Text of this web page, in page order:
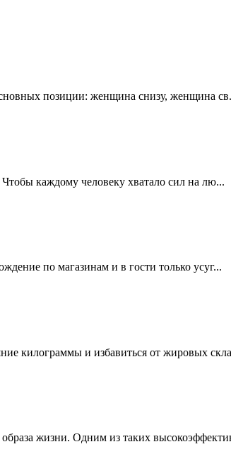
позиции: женщина снизу, женщина
каждому человеку хватало сил на лю...
по магазинам и в гости только усуг...
килограммы и избавиться от жировых
образа жизни. Одним из таких